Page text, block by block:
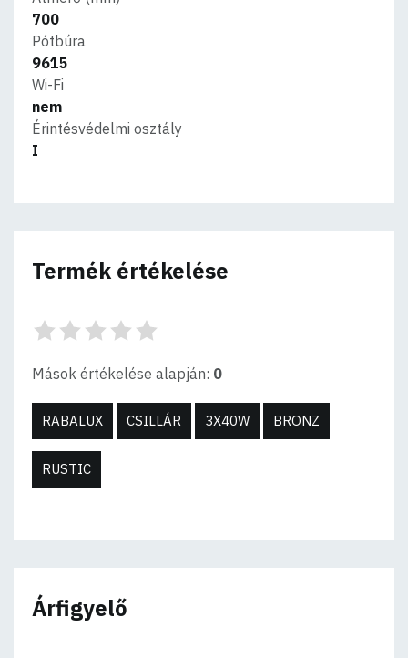
700
Pótbúra
9615
Wi-Fi
nem
Érintésvédelmi osztály
I
Termék értékelése
Mások értékelése alapján: 0
RABALUX CSILLÁR 3X40W BRONZ
RUSTIC
Árfigyelő